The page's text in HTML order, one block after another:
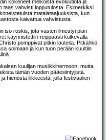
kokeneet melkoista evoluutiota ja
taas vahvisti lopputulosta. Esimerkiksi
matalataajuuksista, kun
kaivattua vahvistusta.
iso roskis, jota vasten ilmestyi pian
käynnistettiin reippaasti kulkevalla
pomppivat pitkin lauteita. Pitkähkö
soimaan ja kun tuon perään kuultiin
kuulijan musiikkihermoon, mutta
tämän vuoden pääesiintyjistä.
hienosta liikkeestä, jolla festivaalien